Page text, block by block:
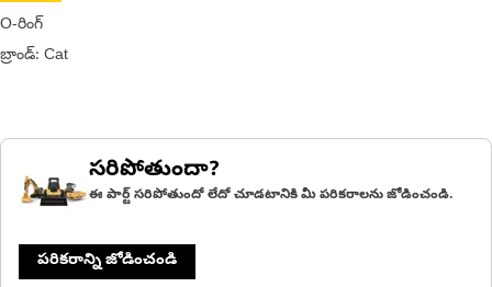
O-రింగ్
బ్రాండ్: Cat
సరిపోతుందా?
ఈ పార్ట్ సరిపోతుందో లేదో చూడటానికి మీ పరికరాలను జోడించండి.
పరికరాన్ని జోడించండి